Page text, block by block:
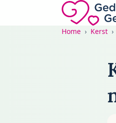
Direct naar de inhoud
Gedachten-
Home Kerst